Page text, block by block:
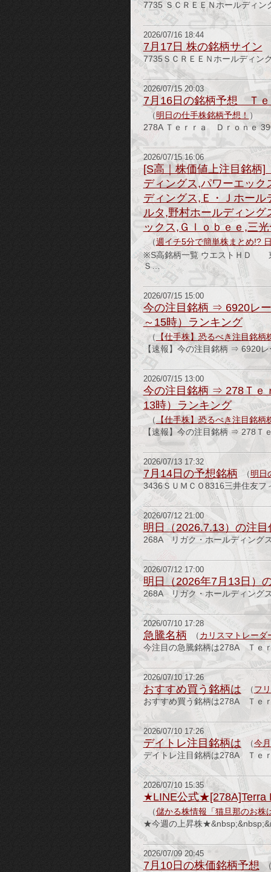
7735 ＳＣＲＥＥＮホールディ
2026/07/16 18:44
7月17日 株の銘柄サイン
7735ＳＣＲＥＥＮホールディ
2026/07/15 20:03
7月16日の銘柄予想 Ｔｅ
（明日の仕手株銘柄予想！ ）
278A Ｔｅｒｒａ Ｄｒｏｎｅ
2026/07/15 16:06
[S高｜株価値上注目銘柄
ディングス,パワーエッ
ディングス,Ｅ・Ｊホー
ルタ,野村ホールディン
ックス,Ｇｌｏｂｅｅ,三
（週イチ5分で簡単株まとめ!?
※S高銘柄一覧 ウエス
Ｓ…
2026/07/15 15:00
今の注目銘柄 ⇒ 6920レ
～15時）ランキング
（ 【仕手株】恐るべき注目銘柄
【速報】今の注目銘柄 ⇒ 6920
2026/07/15 13:00
今の注目銘柄 ⇒ 278Ｔｅ
13時）ランキング
（ 【仕手株】恐るべき注目銘柄
【速報】今の注目銘柄 ⇒ 278
2026/07/13 17:32
7月14日の予想銘柄 （明日
3436ＳＵＭＣＯ8316三井住友
2026/07/12 21:00
明日（2026.7.13）の注目
268A リガク・ホールディン
2026/07/12 17:00
明日（2026年7月13日）
268A リガク・ホールディン
2026/07/10 17:28
急騰名柄 （カリスマトレーダ
今注目の急騰銘柄は278A Ｔｅ
2026/07/10 17:26
おすすめ買う銘柄は （フ
おすすめ買う銘柄は278A Ｔｅ
2026/07/10 17:26
デイトレ注目銘柄は （今
デイトレ注目銘柄は278A Ｔｅ
2026/07/10 15:35
★LINE公式★[278A]Terra
（儲かる株情報「猫旦那のお株
★今週の上昇株
2026/07/09 20:45
7月10日の株価銘柄予想